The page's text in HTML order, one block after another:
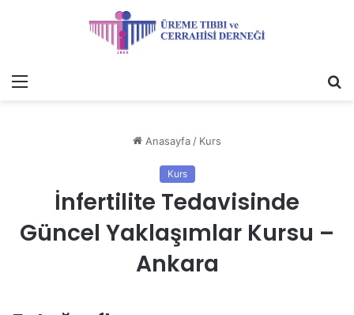
Menü
Anasayfa/ Kurs
Kurs
İnfertilite Tedavisinde
Güncel Yaklaşımlar Kursu –
Ankara